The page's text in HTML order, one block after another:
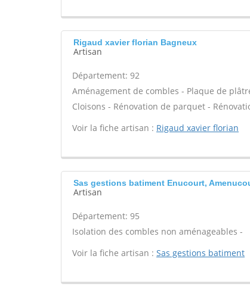
Rigaud xavier florian Bagneux
Artisan
Département: 92
Aménagement de combles - Plaque de
Cloisons - Rénovation de parquet -
Voir la fiche artisan : Rigaud xavier florian
Sas gestions batiment Enucourt,
Artisan
Département: 95
Isolation des combles non aménageables -
Voir la fiche artisan : Sas gestions batiment